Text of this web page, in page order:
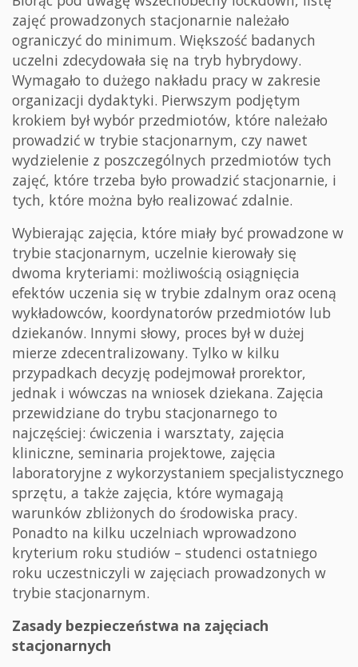
zajęć prowadzonych stacjonarnie należało
ograniczyć do minimum. Większość badanych
uczelni zdecydowała się na tryb hybrydowy.
Wymagało to dużego nakładu pracy w zakresie
organizacji dydaktyki. Pierwszym podjętym
krokiem był wybór przedmiotów, które należało
prowadzić w trybie stacjonarnym, czy nawet
wydzielenie z poszczególnych przedmiotów tych
zajęć, które trzeba było prowadzić stacjonarnie, i
tych, które można było realizować zdalnie.
Wybierając zajęcia, które miały być prowadzone w
trybie stacjonarnym, uczelnie kierowały się
dwoma kryteriami: możliwością osiągnięcia
efektów uczenia się w trybie zdalnym oraz oceną
wykładowców, koordynatorów przedmiotów lub
dziekanów. Innymi słowy, proces był w dużej
mierze zdecentralizowany. Tylko w kilku
przypadkach decyzję podejmował prorektor,
jednak i wówczas na wniosek dziekana. Zajęcia
przewidziane do trybu stacjonarnego to
najczęściej: ćwiczenia i warsztaty, zajęcia
kliniczne, seminaria projektowe, zajęcia
laboratoryjne z wykorzystaniem specjalistycznego
sprzętu, a także zajęcia, które wymagają
warunków zbliżonych do środowiska pracy.
Ponadto na kilku uczelniach wprowadzono
kryterium roku studiów – studenci ostatniego
roku uczestniczyli w zajęciach prowadzonych w
trybie stacjonarnym.
Zasady bezpieczeństwa na zajęciach
stacjonarnych